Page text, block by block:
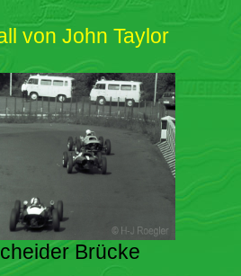
von John Taylor
Brücke